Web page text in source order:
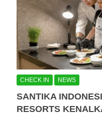
CHECK IN NEWS
SANTIKA
RESORTS